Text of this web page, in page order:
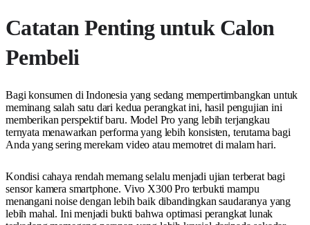
Catatan Penting untuk Calon
Pembeli
Bagi konsumen di Indonesia yang sedang mempertimbangkan untuk
meminang salah satu dari kedua perangkat ini, hasil pengujian ini
memberikan perspektif baru. Model Pro yang lebih terjangkau
ternyata menawarkan performa yang lebih konsisten, terutama bagi
Anda yang sering merekam video atau memotret di malam hari.
Kondisi cahaya rendah memang selalu menjadi ujian terberat bagi
sensor kamera smartphone. Vivo X300 Pro terbukti mampu
menangani noise dengan lebih baik dibandingkan saudaranya yang
lebih mahal. Ini menjadi bukti bahwa optimasi perangkat lunak